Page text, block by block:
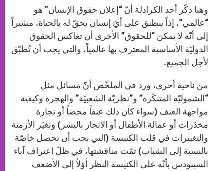
وهنا ذكّر أحد الكرادلة أنّ “إعلان حقوق الإنسان” هو
“عالمي”، إذاً ينطبق على أيّ إنسان يحقّ له بالحياة، مشيراً
إلى أنّه لا يمكن “للحقوق” الأخرى أن تعاكس الحقوق
الدوليّة الأساسية المعترف بها عالمياً، والتي يجب أن تُطبّق
لأجل الجميع.
من ناحية أخرى، ورد في الملخّص أنّ مسائل مثل
“الشموليّة المتنكّرة” و”نظريّة الشعبيّة” والهجرة وكيفية
مواجهة العنف (سواء كان ذلك عنفاً محضاً أو تجارة
مخدّرات أو عمالة الأطفال أو الاتجار بالبشر) وتغيّر الأزمنة
والتغييرات في قلب الكنيسة (التي يجب أن تحصل خاصّة
بالنسبة إلى الشباب) تمّت مناقشتها، في ظلّ اعتراف آباء
السينودس بأنّه على الكنيسة النظر أوّلاً إلى الأضعف